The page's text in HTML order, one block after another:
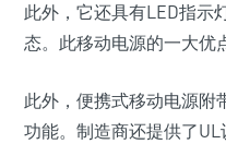
此外，它还具有LED指示
态。此移动电源的一大优
此外，便携式移动电源附
功能。制造商还提供了